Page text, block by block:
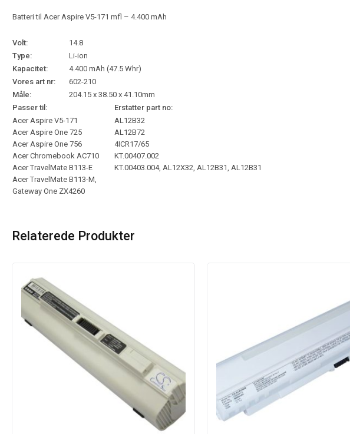
Batteri til Acer Aspire V5-171 mfl – 4.400 mAh
Volt:
14.8
Type:
Li-ion
Kapacitet:
4.400 mAh (47.5 Whr)
Vores art nr:
602-210
Måle:
204.15 x 38.50 x 41.10mm
Passer til:
Erstatter part no:
Acer Aspire V5-171
Acer Aspire One 725
Acer Aspire One 756
Acer Chromebook AC710
Acer TravelMate B113-E
Acer TravelMate B113-M,
Gateway One ZX4260
AL12B32
AL12B72
4ICR17/65
KT.00407.002
KT.00403.004, AL12X32, AL12B31, AL12B31
Relaterede Produkter